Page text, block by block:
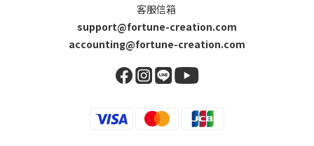
客服信箱
support@fortune-creation.com
accounting@fortune-creation.com